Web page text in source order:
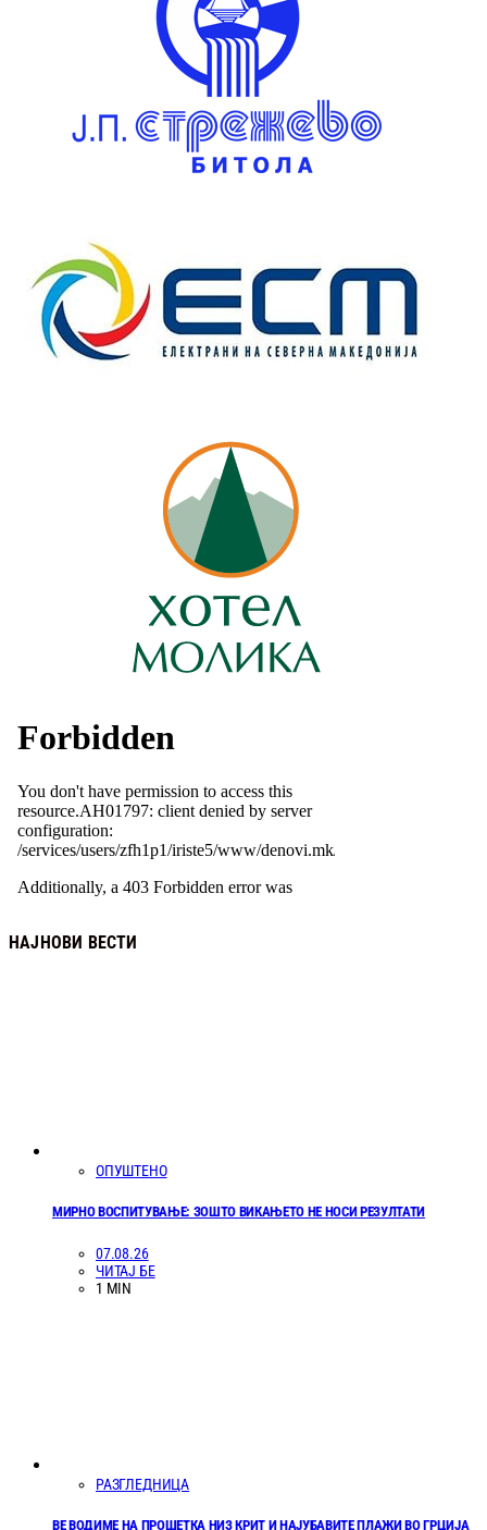
НАЈНОВИ ВЕСТИ
ОПУШТЕНО
МИРНО ВОСПИТУВАЊЕ: ЗОШТО ВИКАЊЕТО НЕ НОСИ РЕЗУЛТАТИ
07.08.26
ЧИТАЈ БЕ
1 MIN
РАЗГЛЕДНИЦА
ВЕ ВОДИМЕ НА ПРОШЕТКА НИЗ КРИТ И НАЈУБАВИТЕ ПЛАЖИ ВО ГРЦИЈА